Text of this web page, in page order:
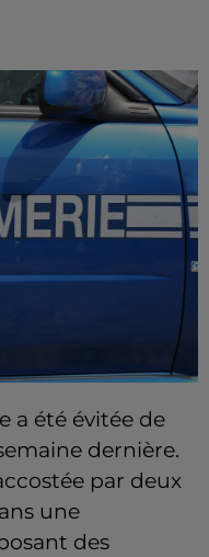
a été évitée de
dernière.
par deux
une
des